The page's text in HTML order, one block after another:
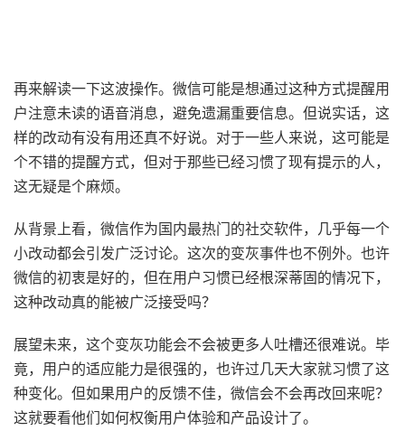
再来解读一下这波操作。微信可能是想通过这种方式提醒用
户注意未读的语音消息，避免遗漏重要信息。但说实话，这
样的改动有没有用还真不好说。对于一些人来说，这可能是
个不错的提醒方式，但对于那些已经习惯了现有提示的人，
这无疑是个麻烦。
从背景上看，微信作为国内最热门的社交软件，几乎每一个
小改动都会引发广泛讨论。这次的变灰事件也不例外。也许
微信的初衷是好的，但在用户习惯已经根深蒂固的情况下，
这种改动真的能被广泛接受吗？
展望未来，这个变灰功能会不会被更多人吐槽还很难说。毕
竟，用户的适应能力是很强的，也许过几天大家就习惯了这
种变化。但如果用户的反馈不佳，微信会不会再改回来呢？
这就要看他们如何权衡用户体验和产品设计了。